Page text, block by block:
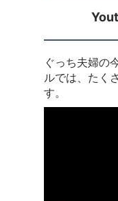
ぐっち夫婦の
ルでは、たく
す。